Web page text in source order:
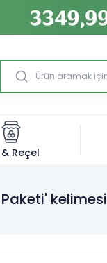
Reçel
Paketi'